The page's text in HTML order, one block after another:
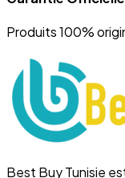
Produits 100%
Best Buy Tunisie